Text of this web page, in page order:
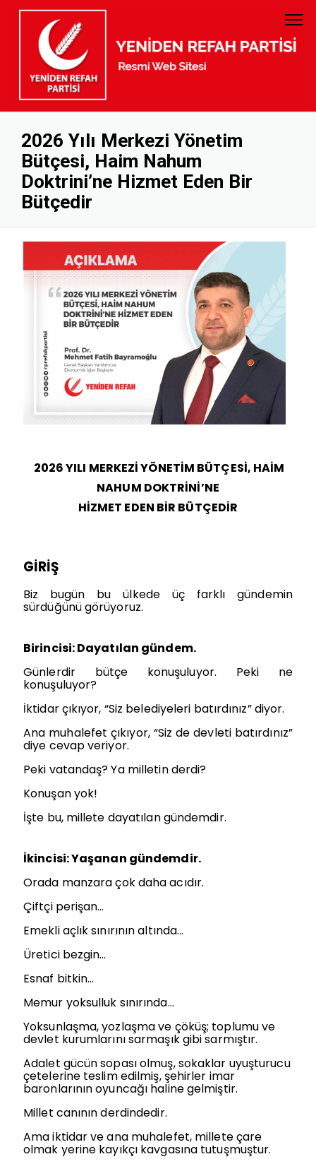
2026 Yılı Merkezi Yönetim
Bütçesi, Haim Nahum
Doktrini’ne Hizmet Eden Bir
Bütçedir
2026 YILI MERKEZİ YÖNETİM BÜTÇESİ, HAİM
NAHUM DOKTRİNİ’NE
HİZMET EDEN BİR BÜTÇEDİR
GİRİŞ
Biz bugün bu ülkede üç farklı gündemin
sürdüğünü görüyoruz.
Birincisi: Dayatılan gündem.
Günlerdir bütçe konuşuluyor. Peki ne
konuşuluyor?
İktidar çıkıyor, “Siz belediyeleri batırdınız” diyor.
Ana muhalefet çıkıyor, “Siz de devleti batırdınız”
diye cevap veriyor.
Peki vatandaş? Ya milletin derdi?
Konuşan yok!
İşte bu, millete dayatılan gündemdir.
İkincisi: Yaşanan gündemdir.
Orada manzara çok daha acıdır.
Çiftçi perişan…
Emekli açlık sınırının altında…
Üretici bezgin…
Esnaf bitkin…
Memur yoksulluk sınırında…
Yoksunlaşma, yozlaşma ve çöküş; toplumu ve
devlet kurumlarını sarmaşık gibi sarmıştır.
Adalet gücün sopası olmuş, sokaklar uyuşturucu
çetelerine teslim edilmiş, şehirler imar
baronlarının oyuncağı haline gelmiştir.
Millet canının derdindedir.
Ama iktidar ve ana muhalefet, millete çare
olmak yerine kayıkçı kavgasına tutuşmuştur.
PARTİ TÜZÜĞÜ
PARTİ PROGRAMI
KURUMSAL KİMLİK
BANKA HESAP NUMARALARI
GENEL BAŞKAN
DİSİPLİN KURULU
KADIN KOLLARI
KURUCULAR KURULU
İL BAŞKANLARI